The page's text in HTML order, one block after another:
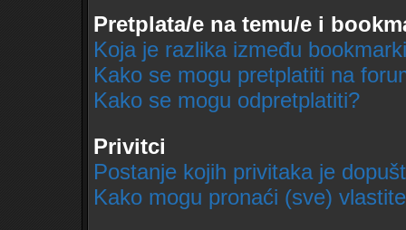
Pretplata/e na temu/e i
Koja je razlika između
Kako se mogu pretplatiti na
Kako se mogu odpretplatiti?
Privitci
Postanje kojih privitaka je
Kako mogu pronaći (sve)